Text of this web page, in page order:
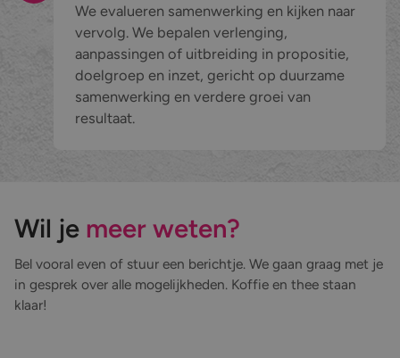
We evalueren samenwerking en kijken naar
vervolg. We bepalen verlenging,
aanpassingen of uitbreiding in propositie,
doelgroep en inzet, gericht op duurzame
samenwerking en verdere groei van
resultaat.
Wil je meer weten?
Bel vooral even of stuur een berichtje. We gaan graag met je
in gesprek over alle mogelijkheden. Koffie en thee staan
klaar!